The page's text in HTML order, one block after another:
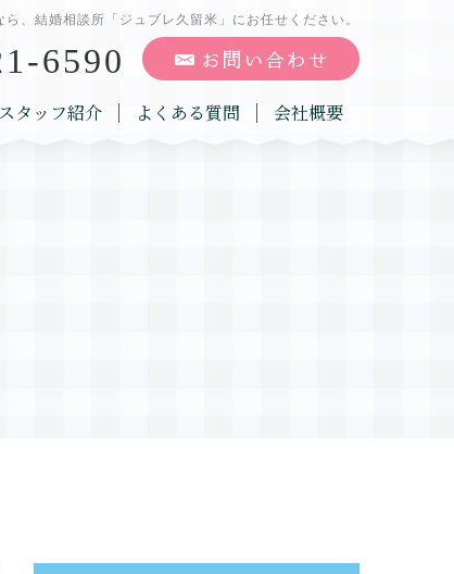
、結婚相談所「ジュブレ久留米」にお任せください。
6590
スタッフ紹介 よくある質問 会社概要